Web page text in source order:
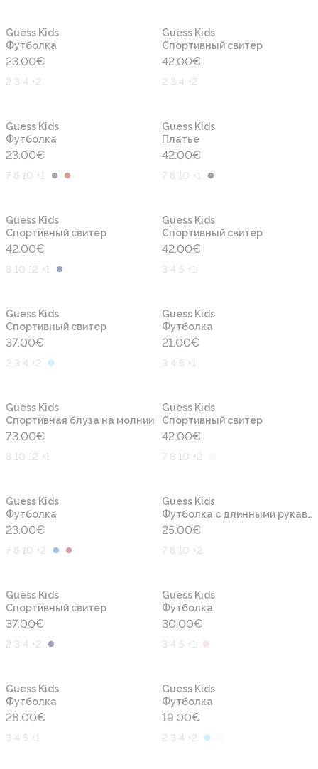
Guess Kids
Футболка
23.00€
2 3 4 +2
Guess Kids
Cпортивный свитер
42.00€
2 3 4 +2
Guess Kids
Футболка
23.00€
7 8 10 +1
Guess Kids
Платье
42.00€
7 8 10 +1
Guess Kids
Cпортивный свитер
42.00€
8 10 12 +1
Guess Kids
Cпортивный свитер
42.00€
3 4 5 +1
Guess Kids
Cпортивный свитер
37.00€
2 3 4 +2
Guess Kids
Футболка
21.00€
3 4 5 +1
Guess Kids
Спортивная блуза на молнии
73.00€
8 10 12 +1
Guess Kids
Cпортивный свитер
42.00€
7 8 10 +2
Guess Kids
Футболка
23.00€
7 8 10 +2
Guess Kids
Футболка с длинными рукавами
25.00€
7 8 10 +2
Guess Kids
Cпортивный свитер
37.00€
2 3 4 +2
Guess Kids
Футболка
30.00€
3 4 5 +1
Guess Kids
Футболка
28.00€
3 4 5 +1
Guess Kids
Футболка
19.00€
2 3 4 +2